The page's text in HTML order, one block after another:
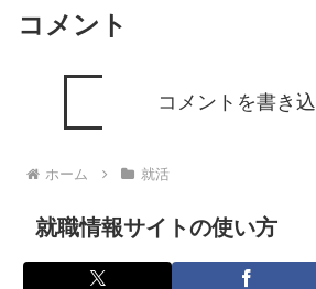
コメント
コメントを書き
ホーム 就活
就職情報サイトの使い方